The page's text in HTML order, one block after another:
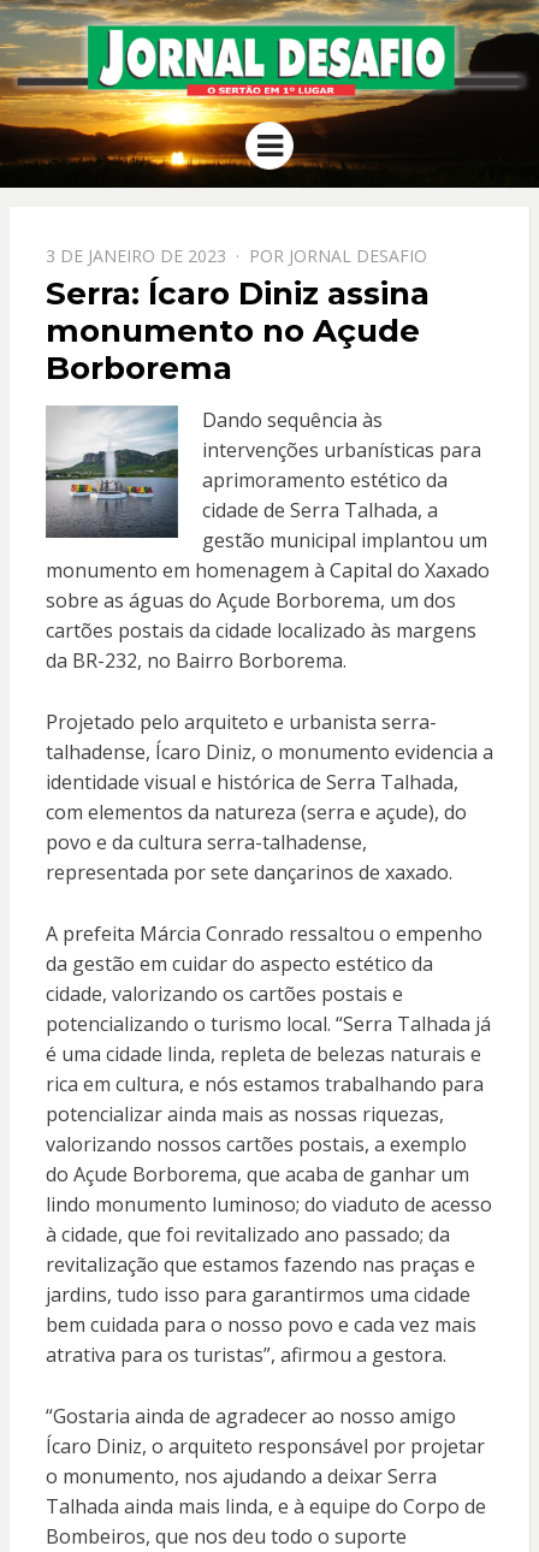
JORNAL
DESAFIO
O Sertão em 1º Lugar
Menu
PPOSTADO
EM
3 DE JANEIRO DE 2023 POR JORNAL DESAFIO
Serra: Ícaro Diniz assina
monumento no Açude
Borborema
Dando sequência às
intervenções urbanísticas para
aprimoramento estético da
cidade de Serra Talhada, a
gestão municipal implantou um
monumento em homenagem à Capital do Xaxado
sobre as águas do Açude Borborema, um dos
cartões postais da cidade localizado às margens
da BR-232, no Bairro Borborema.
Projetado pelo arquiteto e urbanista serra-
talhadense, Ícaro Diniz, o monumento evidencia a
identidade visual e histórica de Serra Talhada,
com elementos da natureza (serra e açude), do
povo e da cultura serra-talhadense,
representada por sete dançarinos de xaxado.
A prefeita Márcia Conrado ressaltou o empenho
da gestão em cuidar do aspecto estético da
cidade, valorizando os cartões postais e
potencializando o turismo local. “Serra Talhada já
é uma cidade linda, repleta de belezas naturais e
rica em cultura, e nós estamos trabalhando para
potencializar ainda mais as nossas riquezas,
valorizando nossos cartões postais, a exemplo
do Açude Borborema, que acaba de ganhar um
lindo monumento luminoso; do viaduto de acesso
à cidade, que foi revitalizado ano passado; da
revitalização que estamos fazendo nas praças e
jardins, tudo isso para garantirmos uma cidade
bem cuidada para o nosso povo e cada vez mais
atrativa para os turistas”, afirmou a gestora.
“Gostaria ainda de agradecer ao nosso amigo
Ícaro Diniz, o arquiteto responsável por projetar
o monumento, nos ajudando a deixar Serra
Talhada ainda mais linda, e à equipe do Corpo de
Bombeiros, que nos deu todo o suporte